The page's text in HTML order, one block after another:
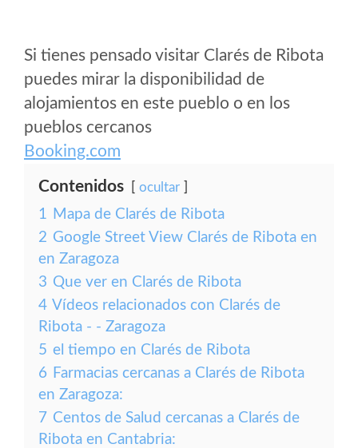
Si tienes pensado visitar Clarés de Ribota
puedes mirar la disponibilidad de
alojamientos en este pueblo o en los
pueblos cercanos
Booking.com
Contenidos ocultar
1 Mapa de Clarés de Ribota
2 Google Street View Clarés de Ribota en
en Zaragoza
3 Que ver en Clarés de Ribota
4 Vídeos relacionados con Clarés de
Ribota - - Zaragoza
5 el tiempo en Clarés de Ribota
6 Farmacias cercanas a Clarés de Ribota
en Zaragoza:
7 Centos de Salud cercanas a Clarés de
Ribota en Cantabria: